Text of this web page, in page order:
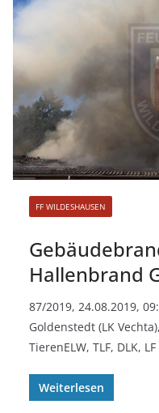
FF WILDESHAUSEN
Hallenbrand
87/2019, 24.08.2019,
Goldenstedt (LK
TierenELW, TLF, DLK,
Weiterlesen